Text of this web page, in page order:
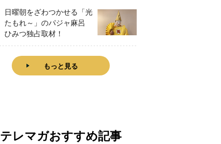
日曜朝をざわつかせる「光
たもれ～」のパジャ麻呂
ひみつ独占取材！
もっと見る
テレマガおすすめ記事